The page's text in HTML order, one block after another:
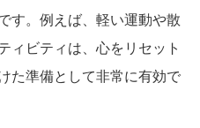
す。例えば、軽い運動や散
ィビティは、心をリセット
た準備として非常に有効で